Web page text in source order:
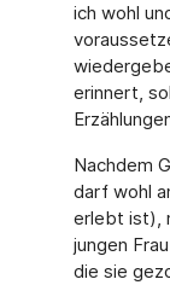
ich wohl
erinnert,
Nachdem
darf wohl
erlebt ist),
jungen
die sie